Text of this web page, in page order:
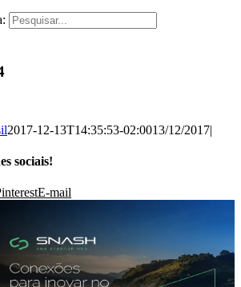
2017-12-13T14:35:53-02:0013/12/2017|
sociais!
E-mail